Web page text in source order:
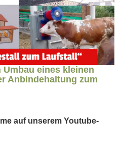
eines kleinen
Anbindehaltung zum
auf unserem Youtube-